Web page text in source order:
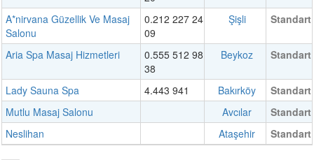
A*nirvana Güzellik Ve Masaj
Salonu
0.212 227 24
09
Şişli Standart
Aria Spa Masaj Hizmetleri
0.555 512 98
38
Beykoz Standart
Lady Sauna Spa 4.443 941 Bakırköy
Standart
Mutlu Masaj Salonu
Avcılar
Standart
Neslihan
Ataşehir Standart